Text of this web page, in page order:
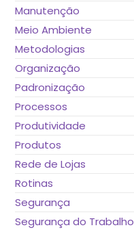
Manutenção
Meio Ambiente
Metodologias
Organização
Padronização
Processos
Produtividade
Produtos
Rede de Lojas
Rotinas
Segurança
Segurança do Trabalho